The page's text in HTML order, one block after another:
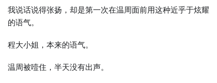
我说话说得张扬，却是第一次在温周面前用这种近乎于炫耀
的语气。
程大小姐，本来的语气。
温周被噎住，半天没有出声。